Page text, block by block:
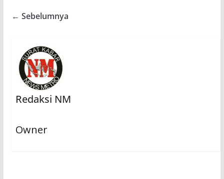
← Sebelumnya
Redaksi NM
Owner